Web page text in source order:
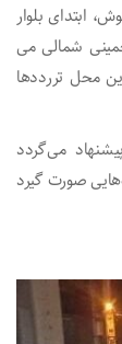
ابتدای بلوار
شمالی می
محل تررددها
می‌گردد
صورت گیرد